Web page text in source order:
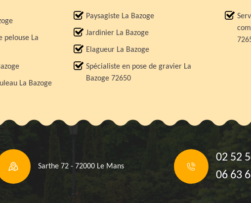
pelouse La
La Bazoge
Paysagiste La Bazoge
Jardinier La Bazoge
Elagueur La Bazoge
Spécialiste en pose de gravier La
Bazoge 72650
Sarthe 72 - 72000 Le Mans
02 52
06 63